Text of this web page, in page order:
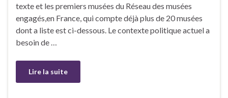
texte et les premiers musées du Réseau des musées
engagés,en France, qui compte déjà plus de 20 musées
dont a liste est ci-dessous. Le contexte politique actuel a
besoin de …
Lire la suite